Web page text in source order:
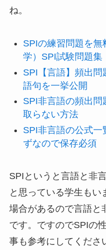
ね。
SPIの練習問題を
学）SPI試験問題集
SPI【言語】頻出
語句を一挙公開
SPI非言語の頻出問
取らない方法
SPI非言語の公式一
ずなので保存必須
SPIというと言語と非
と思っている学生もい
場合があるので言語と
です。ですのでSPIの
事も参考にしてくださ